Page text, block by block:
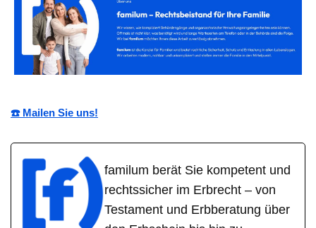
☎️ Mailen Sie uns!
familum berät Sie kompetent und
rechtssicher im Erbrecht – von
Testament und Erbberatung über